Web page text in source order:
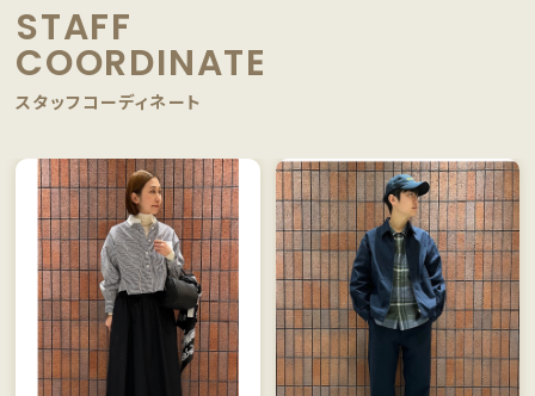
STAFF
COORDINATE
スタッフコーディネート